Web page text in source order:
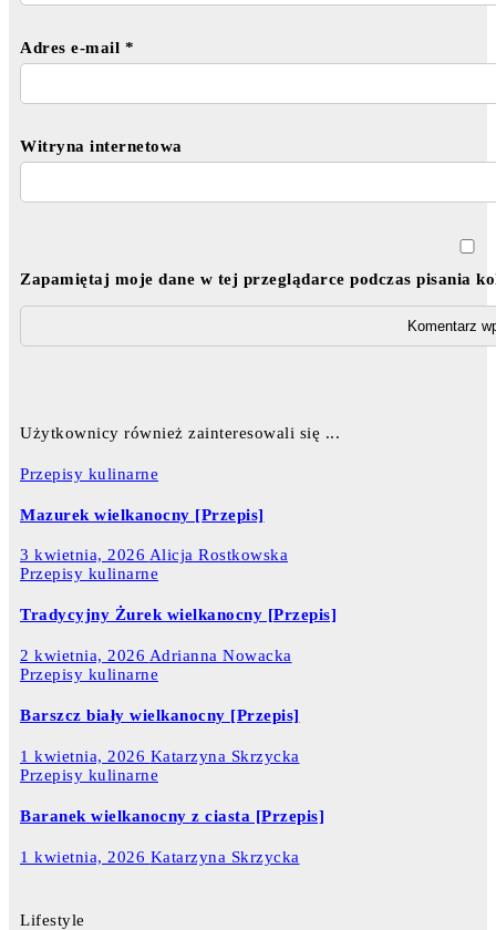
Adres e-mail *
Witryna internetowa
Zapamiętaj moje dane w tej przeglądarce podczas pisania
Użytkownicy również zainteresowali się ...
Przepisy kulinarne
Mazurek wielkanocny [Przepis]
3 kwietnia, 2026 Alicja Rostkowska
Przepisy kulinarne
Tradycyjny Żurek wielkanocny [Przepis]
2 kwietnia, 2026 Adrianna Nowacka
Przepisy kulinarne
Barszcz biały wielkanocny [Przepis]
1 kwietnia, 2026 Katarzyna Skrzycka
Przepisy kulinarne
Baranek wielkanocny z ciasta [Przepis]
1 kwietnia, 2026 Katarzyna Skrzycka
Lifestyle